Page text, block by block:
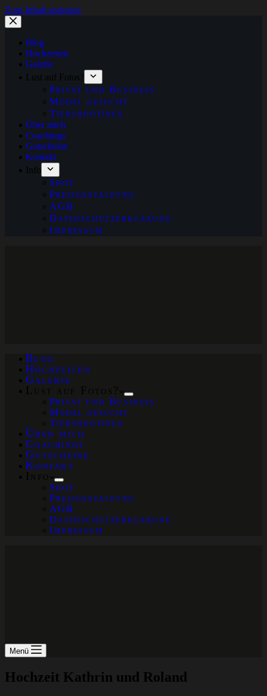
Zum Inhalt springen
Blog
Hochzeiten
Galerie
Lust auf Fotos?
Privat und Business
Model gesucht
Tiershootings
Über mich
Coachings
Gutscheine
Kontakt
Info
Shop
Preisgestaltung
AGB
Datenschutzerklärung
Impressum
Blog
Hochzeiten
Galerie
Privat und Business
Model gesucht
Tiershootings
Über mich
Coachings
Gutscheine
Kontakt
Shop
Preisgestaltung
AGB
Datenschutzerklärung
Impressum
Menü
Hochzeit Kathrin und Roland